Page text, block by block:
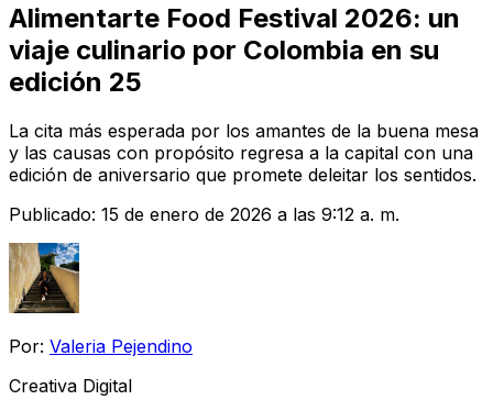
Alimentarte Food Festival 2026: un
viaje culinario por Colombia en su
edición 25
La cita más esperada por los amantes de la buena mesa
y las causas con propósito regresa a la capital con una
edición de aniversario que promete deleitar los sentidos.
Publicado: 15 de enero de 2026 a las 9:12 a. m.
Por: Valeria Pejendino
Creativa Digital